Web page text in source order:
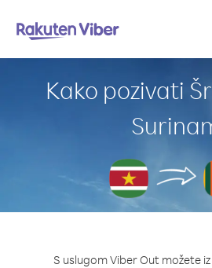
Kako pozivati
S uslugom Viber Out možete